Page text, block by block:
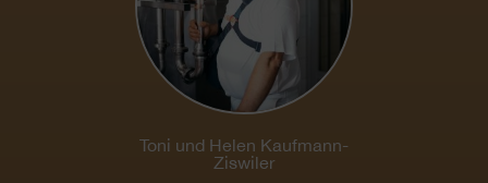
Toni und Helen Kaufmann-
Ziswiler